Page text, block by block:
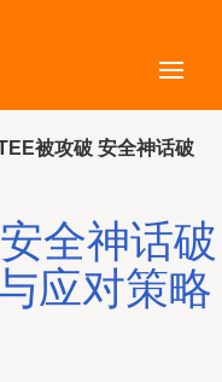
被攻破 安全神话破
全神话破
应对策略